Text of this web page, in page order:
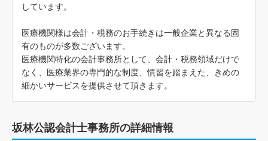
しています。
医療機関様は会計・税務のお手続きは一般企業と異なる固
有のものが多数ございます。
医療機関特化の会計事務所として、会計・税務領域だけで
なく、医療業界の専門的な制度、慣習を踏まえた、きめの
細かいサービスを提供させて頂きます。
坂林公認会計士事務所の詳細情報